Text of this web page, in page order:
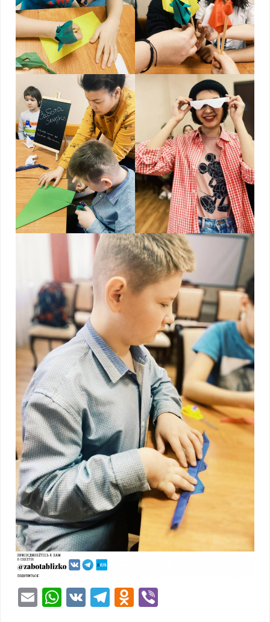
EmailWhatsApp
VK Telegram
Odnoklassniki